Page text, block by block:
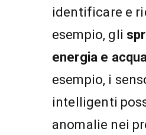
identificare e
esempio, gli
energia e
esempio, i
intelligenti
anomalie nei